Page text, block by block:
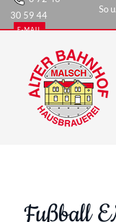
30 59 44
E-MAIL
So
Fußball